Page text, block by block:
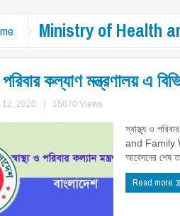
Ministry of Health
পরিবার কল্যাণ মন্ত্রণালয় এ
12, 2020 15670 Views
স্বাস্থ্য ও
and Family
আবেদনের শেষ
Read more